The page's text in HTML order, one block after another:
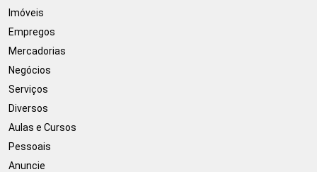
Imóveis
Empregos
Mercadorias
Negócios
Serviços
Diversos
Aulas e Cursos
Pessoais
Anuncie